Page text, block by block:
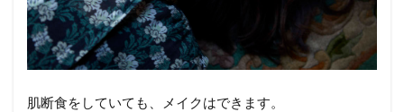
肌断食をしていても、メイクはできます。